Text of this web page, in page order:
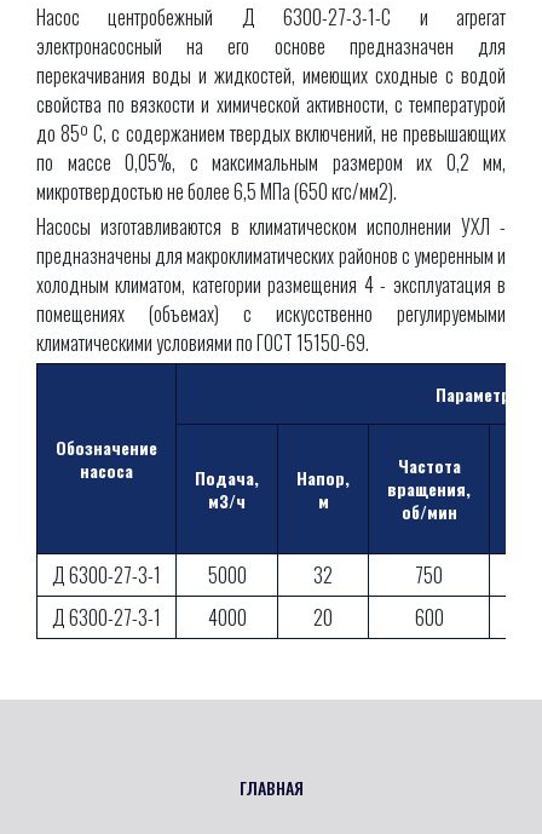
Насос центробежный Д 6300-27-3-1-С и агрегат
электронасосный на его основе предназначен для
перекачивания воды и жидкостей, имеющих сходные с водой
свойства по вязкости и химической активности, с температурой
до 85º С, с содержанием твердых включений, не превышающих
по массе 0,05%, с максимальным размером их 0,2 мм,
микротвердостью не более 6,5 МПа (650 кгс/мм2).
Насосы изготавливаются в климатическом исполнении УХЛ -
предназначены для макроклиматических районов с умеренным и
холодным климатом, категории размещения 4 - эксплуатация в
помещениях (объемах) с искусственно регулируемыми
климатическими условиями по ГОСТ 15150-69.
Обозначение
насоса
Параметры
Подача,
м3/ч
Напор,
м
Частота
вращения,
об/мин
Д 6300-27-3-1 5000 32
750
Д 6300-27-3-1
4000 20 600
ГЛАВНАЯ